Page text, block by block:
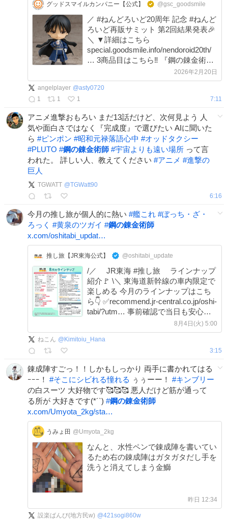
グッドスマイルカンパニー【公式】 @gsc_goodsmile
／ #ねんどろいど20周年 記念 #ねんど
ろいど再販サミット 第2回結果発表🎉
＼ ▼詳細はこちら
special.goodsmile.info/nendoroid20th/
… 3商品目はこちら‼️ 『鋼の錬金術師
FULLMETAL ALCHEMIST』 No.823
ロイ・マスタング
goodsmile.com/ja/product/444… #ねん
2026年2月20日
angelplayer @asty0720
1
1 1 7:11
アニメ進撃おもろい まだ13話だけど、次何見よう 人
気や面白さではなく『完成度』で選びたい AIに聞いた
ら #ピンポン #昭和元禄落語心中 #オッドタクシー
#PLUTO #鋼の錬金術師 #宇宙よりも遠い場所 って言
われた。 詳しい人、教えてください #アニメ #進撃の
巨人
TGWATT @TGWatt90
6:16
今月の推し旅が個人的に熱い #艦これ #ぼっち・ざ・
ろっく #黄泉のツガイ #鋼の錬金術師
x.com/oshitabi_updat…
推し旅【JR東海公式】 @oshitabi_update
/／ JR東海 #推し旅 ラインナップ
紹介🚩 \＼ 東海道新幹線の車内限定で
楽しめる 今月のラインナップはこち
ら👇 ✅recommend.jr-central.co.jp/oshi-
tabi/?utm… 事前確認で当日も安心🚅
推し旅コンテンツご利用時の設定が正
しいか確認できる「利用環境の確認ペ
ージ」もお忘れなく👀✨ ✅oshi-
8月4日(火) 5:00
ねこん @ Kimitoiu_Hana
3:15
錬成陣すごっ！！しかもしっかり 両手に書かれてはる
ｰｰｰ！ #そこにシビれる憧れる ぅぅーー！ #キンブリー
の白スーツ 大好物です🥰🥰🥰 悪人だけど筋が通って
る所が 大好きです(*´`) #鋼の錬金術師
x.com/Umyota_2kg/sta…
うみょ田 @Umyota_2kg
なんと、水性ペンで錬成陣を書いてい
るため右の錬成陣はガタガタだし手を
洗うと消えてしまう金鰤
昨日 12:34
設楽ばんび(地方民w) @421sogi860w